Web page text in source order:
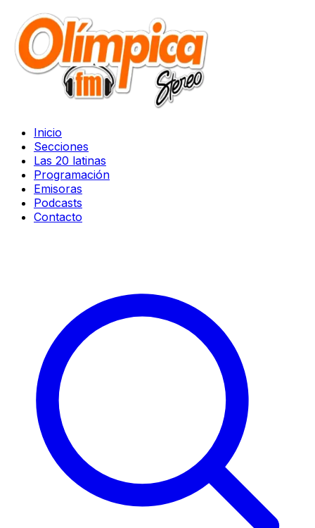
Inicio
Secciones
Las 20 latinas
Programación
Emisoras
Podcasts
Contacto